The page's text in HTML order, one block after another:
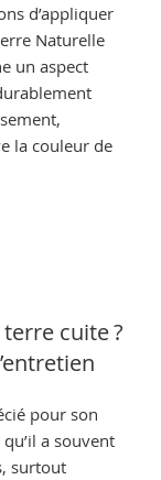
d’appliquer
Naturelle
un aspect
la couleur de
cuite ?
pour son
a souvent
surtout